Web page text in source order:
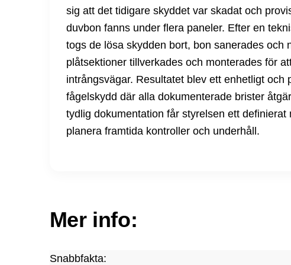
sig att det tidigare skyddet var skadat och
duvbon fanns under flera paneler. Efter en
togs de lösa skydden bort, bon sanerades och
plåtsektioner tillverkades och monterades för
intrångsvägar. Resultatet blev ett enhetligt och
fågelskydd där alla dokumenterade brister
tydlig dokumentation får styrelsen ett definierat
planera framtida kontroller och underhåll.
Mer info:
Snabbfakta: